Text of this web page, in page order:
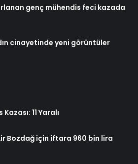
genç mühendis feci kazada
cinayetinde yeni görüntüler
11 Yaralı
Bozdağ için iftara 960 bin lira